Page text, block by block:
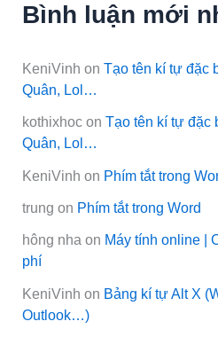
Bình luận mới
KeniVinh onTạo tên kí tự đặc
Quân, Lol…
kothixhoc onTạo tên kí tự đặc
Quân, Lol…
KeniVinh on Phím tắt trong
trung on Phím tắt trong Word
hông nha on Máy tính online |
phí
KeniVinh on Bảng kí tự Alt X
Outlook…)